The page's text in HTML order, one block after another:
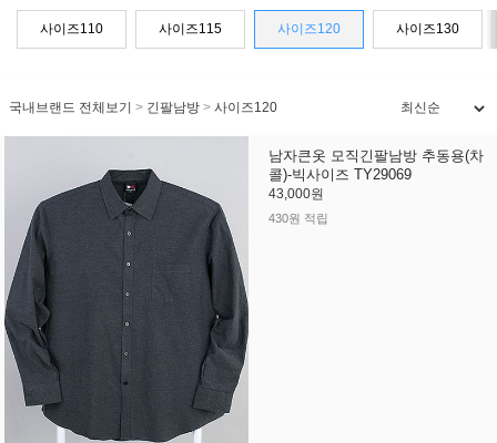
사이즈110 사이즈115 사이즈120 사이즈130
국내브랜드 전체보기 > 긴팔남방 > 사이즈120
남자큰옷 모직긴팔남방 추동용(차
콜)-빅사이즈 TY29069
43,000원
430원 적립